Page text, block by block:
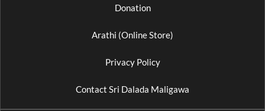
Donation
Arathi (Online Store)
Privacy Policy
Contact Sri Dalada Maligawa